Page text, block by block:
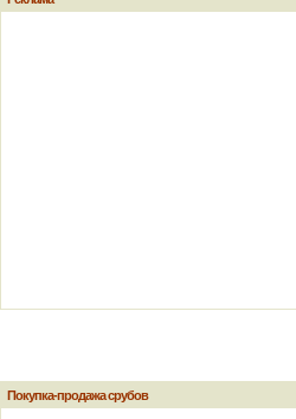
Покупка-продажа срубов